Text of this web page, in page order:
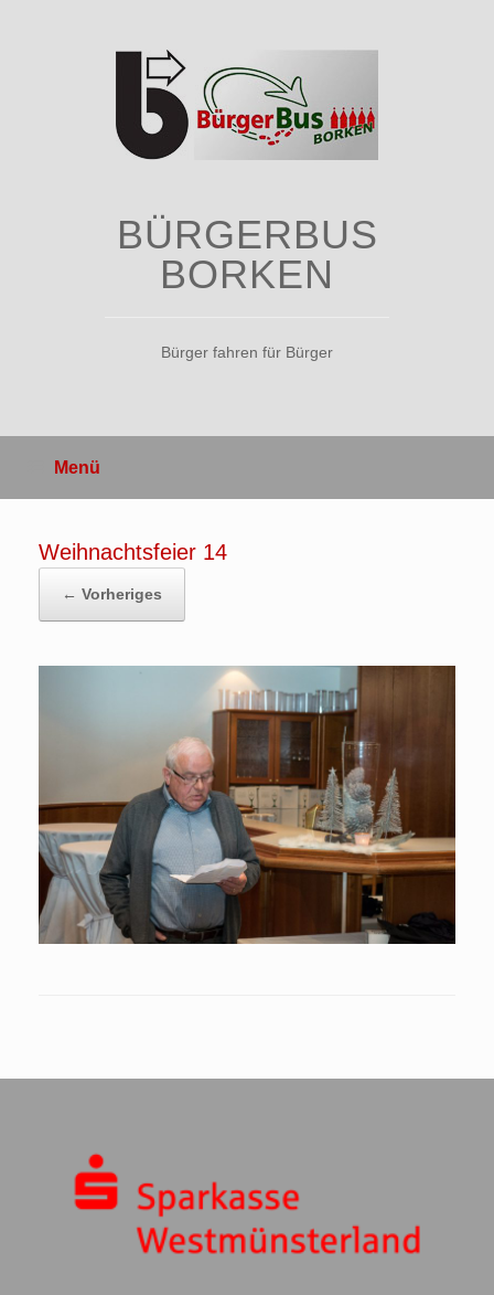
BÜRGERBUS
BORKEN
Bürger fahren für Bürger
Menü
Weihnachtsfeier 14
← Vorheriges